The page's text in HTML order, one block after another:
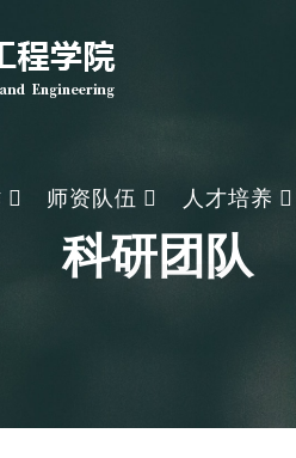
师资队伍 人才培养
科研团队